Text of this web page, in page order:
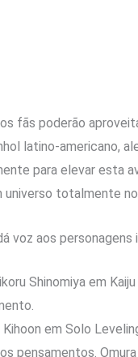
fãs poderão
latino-americano,
para elevar esta
totalmente
voz aos personagens
Shinomiya em
Kihoon em Solo
pensamentos.